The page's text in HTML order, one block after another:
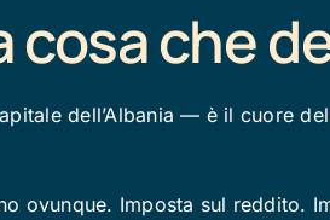
cosa che
dell’Albania — è il cuore
ovunque. Imposta sul reddito.